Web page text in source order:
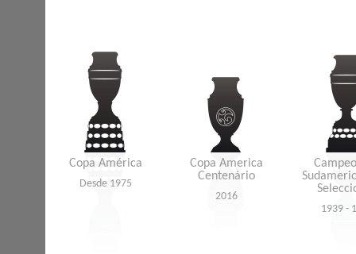
Copa América
Desde 1975
Copa America
Centenário
2016
1939 -